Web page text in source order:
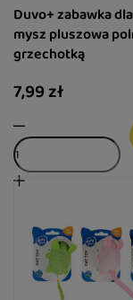
Duvo+ zabawka
mysz pluszowa
grzechotką
7,99 zł